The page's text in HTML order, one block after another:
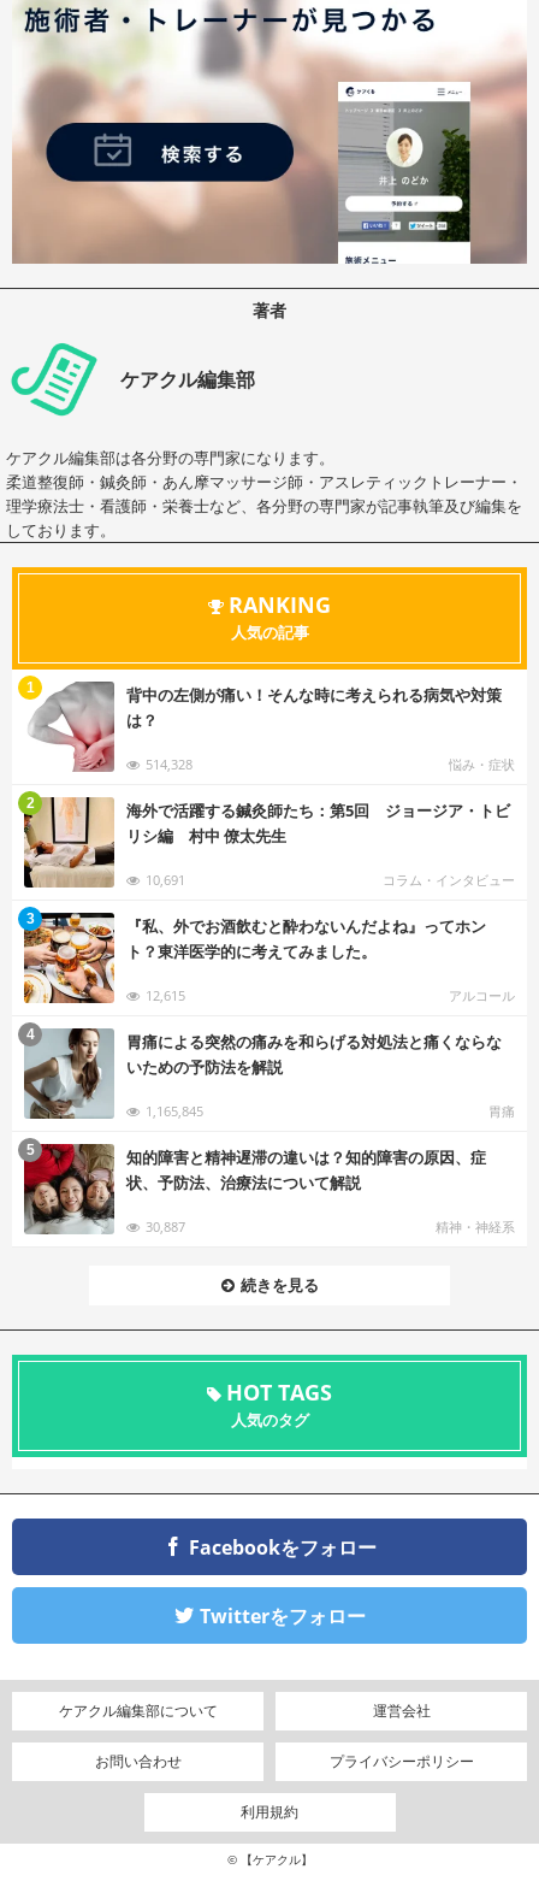
著者
ケアクル編集部
ケアクル編集部は各分野の専門家になります。
柔道整復師・鍼灸師・あん摩マッサージ師・アスレティックトレーナー・
理学療法士・看護師・栄養士など、各分野の専門家が記事執筆及び編集を
しております。
RANKING
人気の記事
背中の左側が痛い！そんな時に考えられる病気や対策
は？
514,328 悩み・症状
1
海外で活躍する鍼灸師たち：第5回 ジョージア・トビ
リシ編 村中 僚太先生
10,691 コラム・インタビュー
2
『私、外でお酒飲むと酔わないんだよね』ってホン
ト？東洋医学的に考えてみました。
12,615 アルコール
3
胃痛による突然の痛みを和らげる対処法と痛くならな
いための予防法を解説
1,165,845 胃痛
4
知的障害と精神遅滞の違いは？知的障害の原因、症
状、予防法、治療法について解説
30,887 精神・神経系
5
続きを見る
HOT TAGS
人気のタグ
Facebookをフォロー
Twitterをフォロー
ケアクル編集部について 運営会社
お問い合わせ プライバシーポリシー
利用規約
© 【ケアクル】